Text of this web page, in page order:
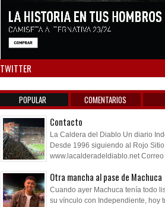
TWITTER
POPULAR COMENTARIOS
Contacto
La Caldera del Diablo Un diario
Desde 1996 siguiendo al Rojo
www.lacalderadeldiablo.net Correo
Otra mancha al pase de Machuca
Cuando ayer Machuca tenía todo
su vínculo con Independiente, hoy